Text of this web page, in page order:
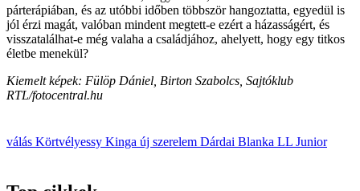
párterápiában, és az utóbbi időben többször hangoztatta, egyedül is
jól érzi magát, valóban mindent megtett-e ezért a házasságért, és
visszatalálhat-e még valaha a családjához, ahelyett, hogy egy titkos
életbe menekül?
Kiemelt képek: Fülöp Dániel, Birton Szabolcs, Sajtóklub
RTL/fotocentral.hu
válás Körtvélyessy Kinga új szerelem Dárdai Blanka LL Junior